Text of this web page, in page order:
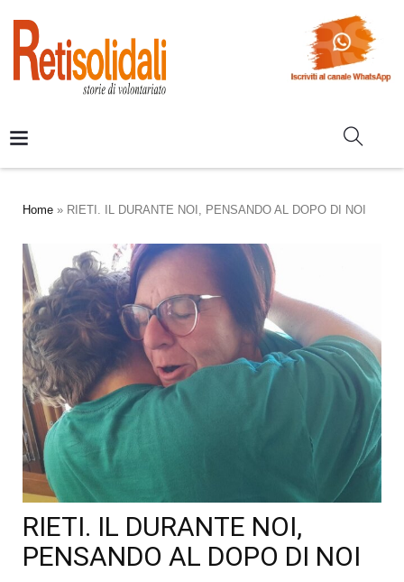
Home » RIETI. IL DURANTE NOI, PENSANDO AL DOPO DI NOI
RIETI. IL DURANTE NOI,
PENSANDO AL DOPO DI NOI